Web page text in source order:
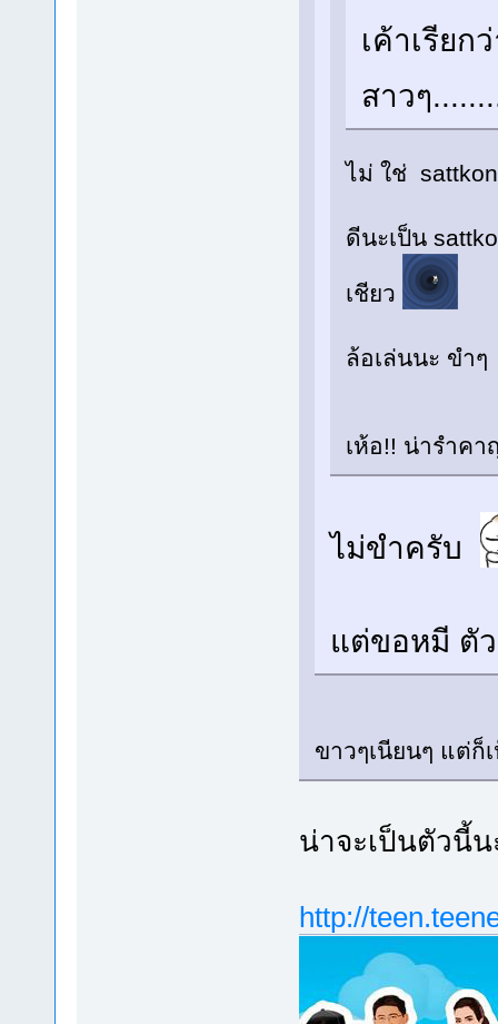
เค้าเรีย
สาวๆ
ไม่ ใช่
ดีนะเป็น
เชียว
ล้อเล่นนะ ขำๆ
เห้อ!! น่ารำคา
ไม่ขำครับ
แต่ขอหมี ตั
ขาวๆเนียนๆ แต่
น่าจะเป็นตัวนี้
http://